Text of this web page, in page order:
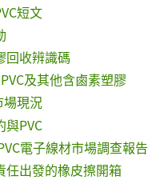
短文
回收辨識碼
及其他含鹵素塑膠
場現況
與PVC
電子線材市場調查報告
任出發的橡皮擦開箱